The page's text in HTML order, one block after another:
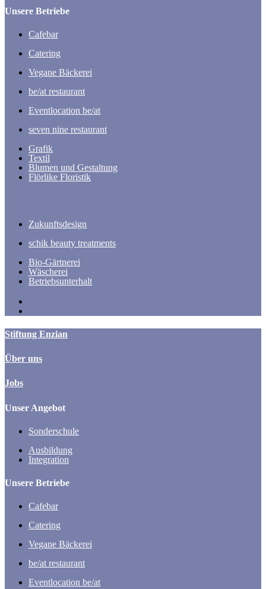
Unsere Betriebe
Cafebar
Catering
Vegane Bäckerei
be/at restaurant
Eventlocation be/at
seven nine restaurant
Grafik
Textil
Blumen und Gestaltung
Flörlike Floristik
Zukunftsdesign
schik beauty treatments
Bio-Gärtnerei
Wäscherei
Betriebsunterhalt
Stiftung Enzian
Über uns
Jobs
Unser Angebot
Sonderschule
Ausbildung
Integration
Unsere Betriebe
Cafebar
Catering
Vegane Bäckerei
be/at restaurant
Eventlocation be/at